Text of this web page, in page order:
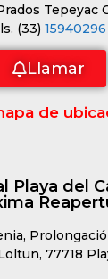
Tepeyac
(33) 15940296
Llamar
de
Playa del
77718